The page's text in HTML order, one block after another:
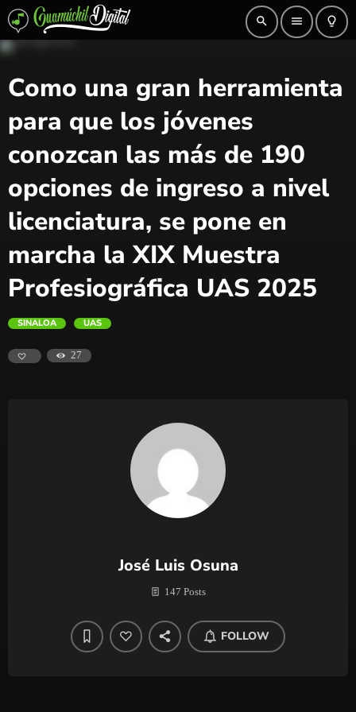
search menu lightbulb_outline
Como una gran herramienta
para que los jóvenes
conozcan las más de 190
opciones de ingreso a nivel
licenciatura, se pone en
marcha la XIX Muestra
Profesiográfica UAS 2025
SINALOA UAS
27
José Luis Osuna
147 Posts
FOLLOW